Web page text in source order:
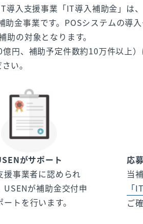
導入支援事業「IT導入補助金」は
金事業です。POSシステムの導
の対象となります。
円、補助予定件数約10万件以上
い。
がサポート
援事業者に認められ
USENが補助金交付申
トを行います。
応
当
「
ご